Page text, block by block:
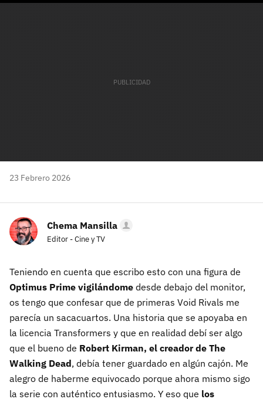
23 Febrero 2026
Chema Mansilla
Editor - Cine y TV
Teniendo en cuenta que escribo esto con una figura de
Optimus Prime vigilándome desde debajo del monitor,
os tengo que confesar que de primeras Void Rivals me
parecía un sacacuartos. Una historia que se apoyaba en
la licencia Transformers y que en realidad debí ser algo
que el bueno de Robert Kirman, el creador de The
Walking Dead, debía tener guardado en algún cajón. Me
alegro de haberme equivocado porque ahora mismo sigo
la serie con auténtico entusiasmo. Y eso que los